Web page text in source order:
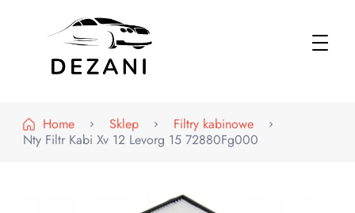
Home
Sklep
Filtry kabinowe
Nty Filtr Kabi Xv 12 Levorg 15 72880Fg000